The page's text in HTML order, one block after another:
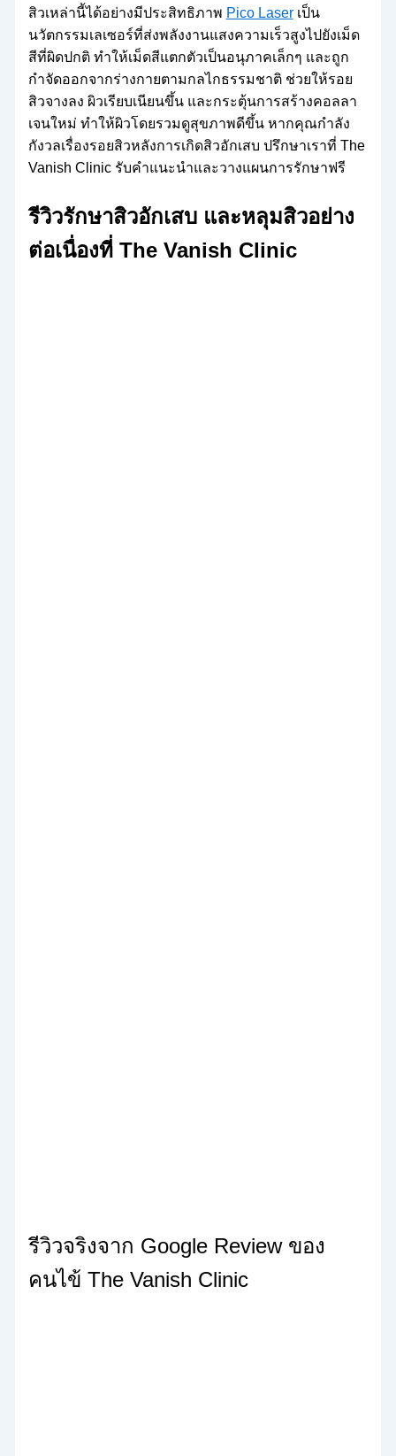
สิวเหล่านี้ได้อย่างมีประสิทธิภาพ Pico Laserเป็น
นวัตกรรมเลเซอร์ที่ส่งพลังงานแสงความเร็วสูงไปยังเม็ด
สีที่ผิดปกติ ทำให้เม็ดสีแตกตัวเป็นอนุภาคเล็กๆ และถูก
กำจัดออกจากร่างกายตามกลไกธรรมชาติ ช่วยให้รอย
สิวจางลง ผิวเรียบเนียนขึ้น และกระตุ้นการสร้างคอลลา
เจนใหม่ ทำให้ผิวโดยรวมดูสุขภาพดีขึ้น หากคุณกำลัง
กังวลเรื่องรอยสิวหลังการเกิดสิวอักเสบ ปรึกษาเราที่ The
Vanish Clinic รับคำแนะนำและวางแผนการรักษาฟรี
รีวิวรักษาสิวอักเสบ และหลุมสิวอย่าง
ต่อเนื่องที่ The Vanish Clinic
รีวิวจริงจาก Google Review ของ
คนไข้ The Vanish Clinic